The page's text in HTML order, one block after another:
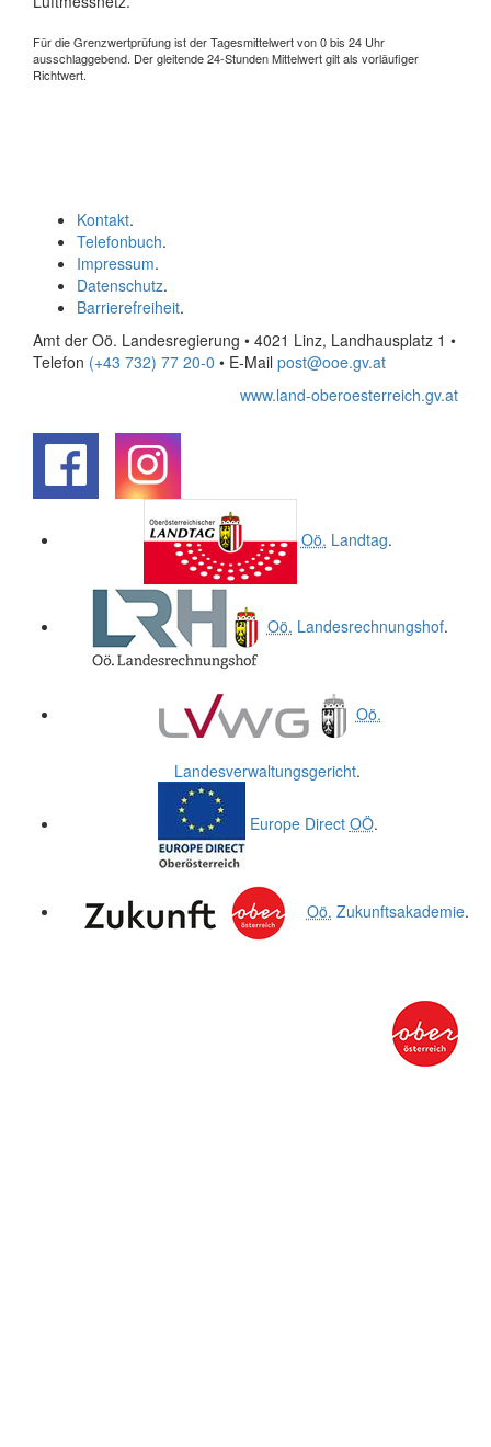
Für die Grenzwertprüfung ist der Tagesmittelwert von 0 bis 24 Uhr
ausschlaggebend. Der gleitende 24-Stunden Mittelwert gilt als vorläufiger
Richtwert.
Kontakt.
Telefonbuch.
Impressum.
Datenschutz.
Barrierefreiheit.
Amt der Oö. Landesregierung • 4021 Linz, Landhausplatz 1 •
Telefon (+43 732) 77 20-0 • E-Mail post@ooe.gv.at
www.land-oberoesterreich.gv.at
Oö. Landtag.
Oö. Landesrechnungshof.
Oö.
Landesverwaltungsgericht.
Europe Direct OÖ.
Oö. Zukunftsakademie.